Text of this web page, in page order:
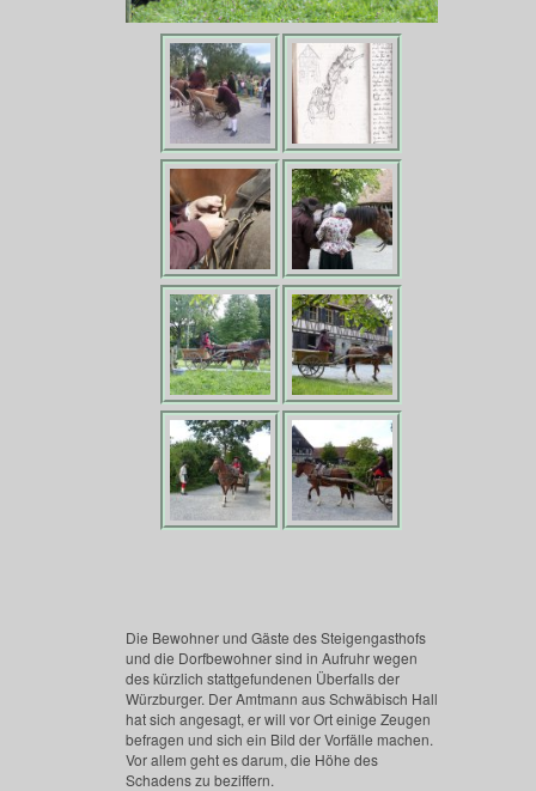
Die Bewohner und Gäste des Steigengasthofs
und die Dorfbewohner sind in Aufruhr wegen
des kürzlich stattgefundenen Überfalls der
Würzburger. Der Amtmann aus Schwäbisch Hall
hat sich angesagt, er will vor Ort einige Zeugen
befragen und sich ein Bild der Vorfälle machen.
Vor allem geht es darum, die Höhe des
Schadens zu beziffern.